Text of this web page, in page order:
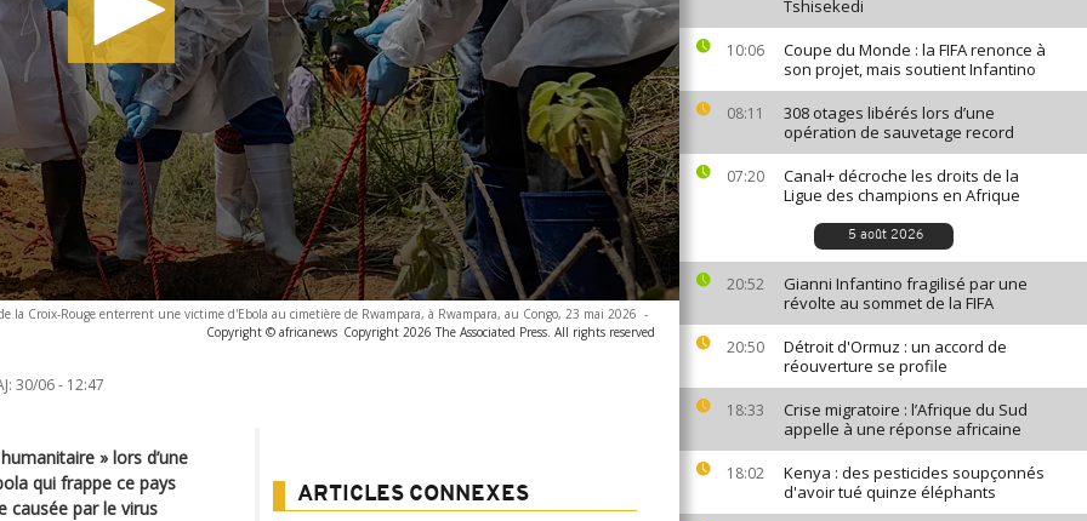
Tshisekedi
10:06
Coupe du Monde : la FIFA renonce à
son projet, mais soutient Infantino
08:11
308 otages libérés lors d’une
opération de sauvetage record
07:20
Canal+ décroche les droits de la
Ligue des champions en Afrique
5 août 2026
20:52
Gianni Infantino fragilisé par une
révolte au sommet de la FIFA
20:50
Détroit d'Ormuz : un accord de
réouverture se profile
18:33
Crise migratoire : l’Afrique du Sud
appelle à une réponse africaine
18:02
Kenya : des pesticides soupçonnés
d'avoir tué quinze éléphants
la Croix-Rouge enterrent une victime d'Ebola au cimetière de Rwampara, à Rwampara, au Congo, 23 mai 2026 -
Copyright © africanews Copyright 2026 The Associated Press. All rights reserved
30/06 - 12:47
» lors d’une
qui frappe ce pays
causée par le virus
ARTICLES CONNEXES